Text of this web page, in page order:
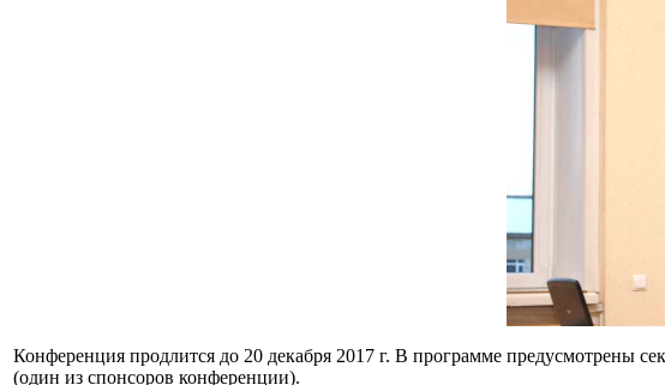
Конференция продлится до 20 декабря 2017 г. В программе предусмотрены
(один из спонсоров конференции).